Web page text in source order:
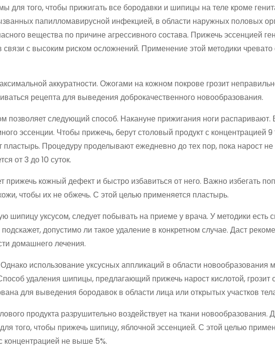
для того, чтобы прижигать все бородавки и шипицы на теле кроме
папилломавирусной инфекцией, в области наружных половых
вещества по причине агрессивного состава. Прижечь эссенцией
с высоким риском осложнений. Применение этой методики
аккуратности. Ожогами на кожном покрове грозит
рецепта для выведения доброкачественного новообразования.
позволяет следующий способ. Накануне прижигания ноги
эссенции. Чтобы прижечь, берут столовый продукт с концентрацией
Процедуру проделывают ежедневно до тех пор, пока нарост не
от 3 до 10 суток.
прижечь кожный дефект и быстро избавиться от него. Важно избегать
чтобы их не обжечь. С этой целью применяется пластырь.
шипицу уксусом, следует побывать на приеме у врача. У методики есть
допустимо ли такое удаление в конкретном случае. Даст
домашнего лечения.
использование уксусных аппликаций в области новообразования
удаления шипицы, предлагающий прижечь нарост кислотой, грозит
для выведения бородавок в области лица или открытых участков
продукта разрушительно воздействует на ткани новообразования.
того, чтобы прижечь шипицу, яблочной эссенцией. С этой целью
концентрацией не выше 5%.